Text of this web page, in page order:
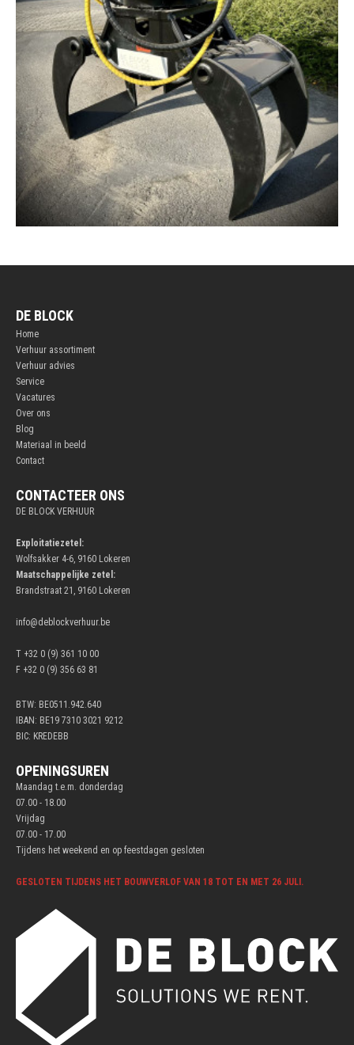
DE BLOCK
Home
Verhuur assortiment
Verhuur advies
Service
Vacatures
Over ons
Blog
Materiaal in beeld
Contact
CONTACTEER ONS
DE BLOCK VERHUUR
Exploitatiezetel:
Wolfsakker 4-6, 9160 Lokeren
Maatschappelijke zetel:
Brandstraat 21, 9160 Lokeren
info@deblockverhuur.be
T +32 0 (9) 361 10 00
F +32 0 (9) 356 63 81
BTW: BE0511.942.640
IBAN: BE19 7310 3021 9212
BIC: KREDEBB
OPENINGSUREN
Maandag t.e.m. donderdag
07.00 - 18.00
Vrijdag
07.00 - 17.00
Tijdens het weekend en op feestdagen gesloten
GESLOTEN TIJDENS HET BOUWVERLOF VAN 18 TOT EN MET 26 JULI.